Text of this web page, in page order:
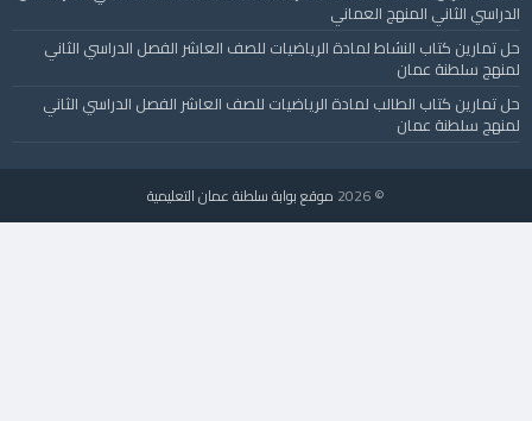
الدراسي الثاني المنهج العماني
حل تمارين كتاب النشاط لمادة الرياضيات للصف العاشر الفصل الدراسي الثاني
لمنهج سلطنة عمان
حل تمارين كتاب الطالب لمادة الرياضيات للصف العاشر الفصل الدراسي الثاني
لمنهج سلطنة عمان
© 2026 موقع بوابة سلطنة عمان التعليمية